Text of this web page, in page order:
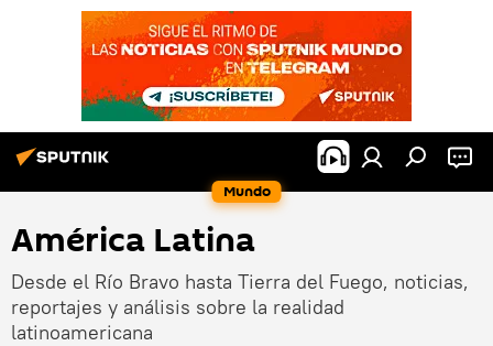
Mundo
América Latina
Desde el Río Bravo hasta Tierra del Fuego, noticias,
reportajes y análisis sobre la realidad
latinoamericana